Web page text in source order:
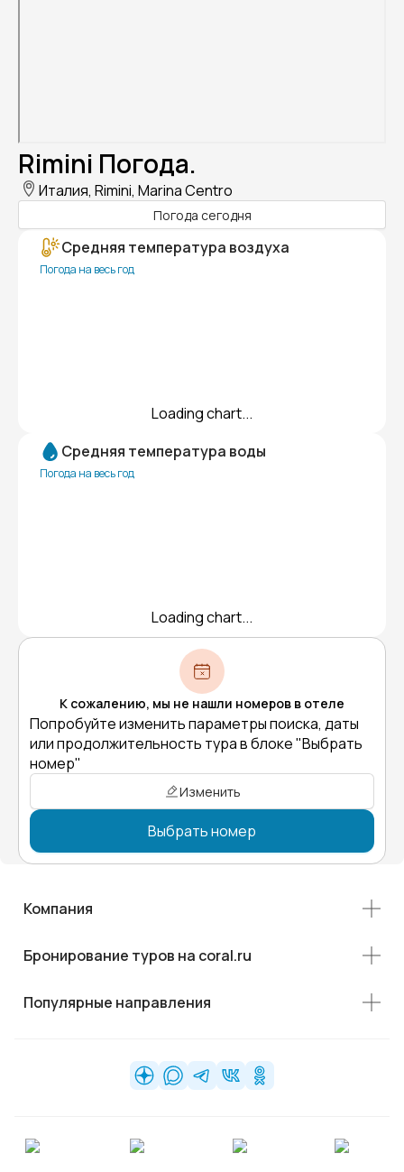
Rimini Погода.
Италия, Rimini, Marina Centro
Погода сегодня
Средняя температура воздуха
Погода на весь год
Loading chart...
Средняя температура воды
Погода на весь год
Loading chart...
К сожалению, мы не нашли номеров в отеле
Попробуйте изменить параметры поиска, даты
или продолжительность тура в блоке "Выбрать
номер"
Изменить
Выбрать номер
Компания
Бронирование туров на coral.ru
Популярные направления